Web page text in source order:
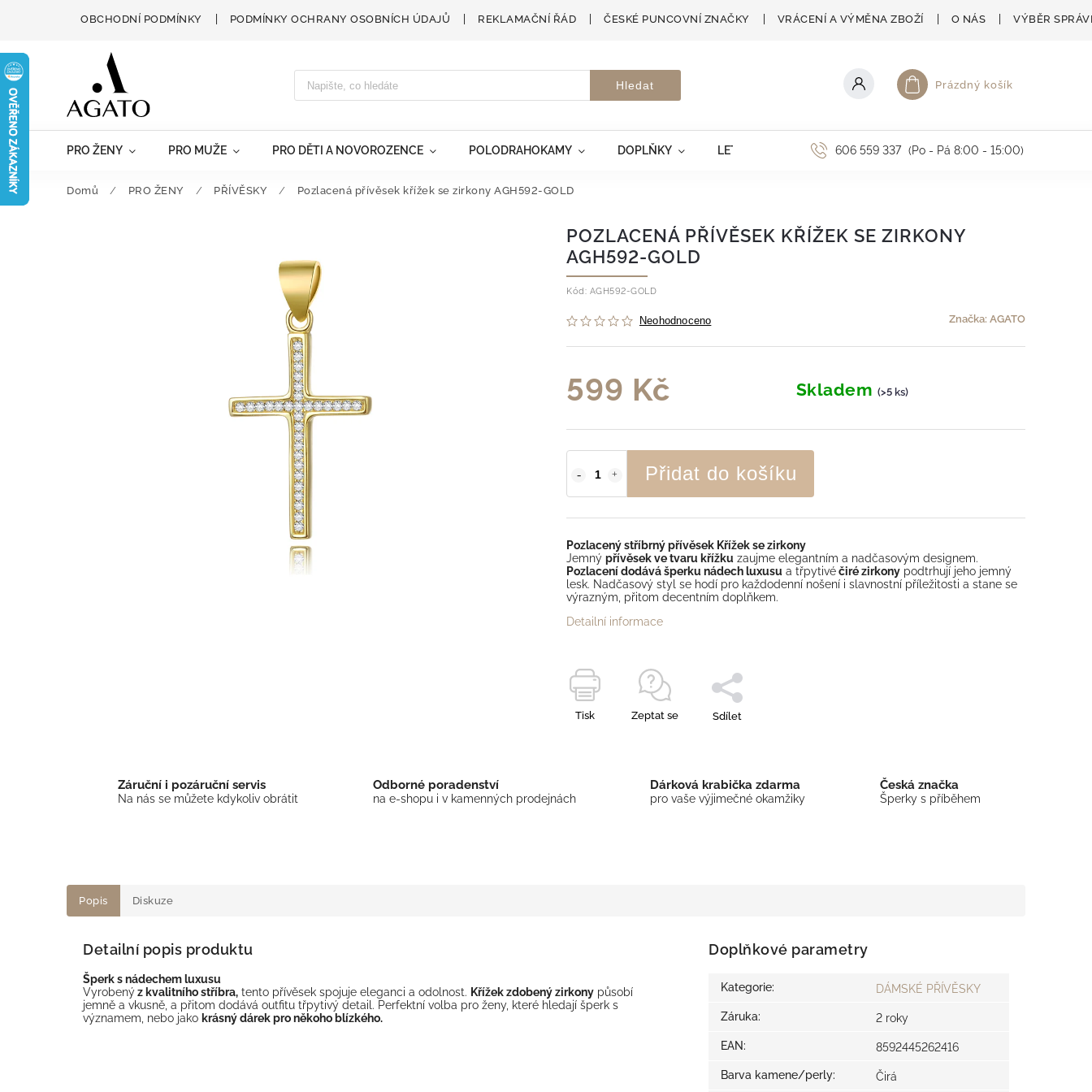
OBCHODNÍ PODMÍNKY PODMÍNKY OCHRANY OSOBNÍCH ÚDAJŮ REKLAMAČNÍ ŘÁD ČESKÉ PUNCOVNÍ ZNAČKY VRÁCENÍ A VÝMĚNA ZBOŽÍ O NÁS VÝBĚR
Hledat Nákupní košík
Prázdný košík
PRO ŽENY PRO MUŽE PRO DĚTI A NOVOROZENCE POLODRAHOKAMY DOPLŇKY LETNÍ AKCE 606 559 337 (Po - Pá 8:00 - 15:00)
Domů / PRO ŽENY / PŘÍVĚSKY / Pozlacená přívěsek křížek se zirkony AGH592-GOLD
POZLACENÁ PŘÍVĚSEK KŘÍŽEK SE ZIRKONY
AGH592-GOLD
Kód: AGH592-GOLD
Neohodnoceno Značka: AGATO
599 Kč Skladem (>5 ks)
Přidat do košíku
Pozlacený stříbrný přívěsek Křížek se zirkony
Jemný přívěsek ve tvaru křížku zaujme elegantním a nadčasovým designem.
Pozlacení dodává šperku nádech luxusu a třpytivéčiré zirkony podtrhují jeho jemný
lesk. Nadčasový styl se hodí pro každodenní nošení i slavnostní příležitosti a stane se
výrazným, přitom decentním doplňkem.
Detailní informace
Tisk Zeptat se Sdílet
Záruční i pozáruční servis
Na nás se můžete kdykoliv obrátit
Odborné poradenství
na e-shopu i v kamenných prodejnách
Dárková krabička zdarma
pro vaše výjimečné okamžiky
Česká značka
Šperky s příběhem
Popis Diskuze
Detailní popis produktu
Šperk s nádechem luxusu
Vyrobenýz kvalitního stříbra, tento přívěsek spojuje eleganci a odolnost. Křížek zdobený zirkony působí
jemně a vkusně, a přitom dodává outfitu třpytivý detail. Perfektní volba pro ženy, které hledají šperk s
významem, nebo jako krásný dárek pro někoho blízkého.
Doplňkové parametry
Kategorie: DÁMSKÉ PŘÍVĚSKY
Záruka: 2 roky
EAN: 8592445262416
Barva kamene/perly: Čirá